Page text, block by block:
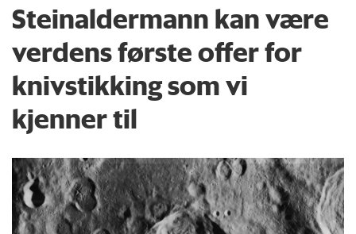
Steinaldermann kan være
verdens første offer for
knivstikking som vi
kjenner til